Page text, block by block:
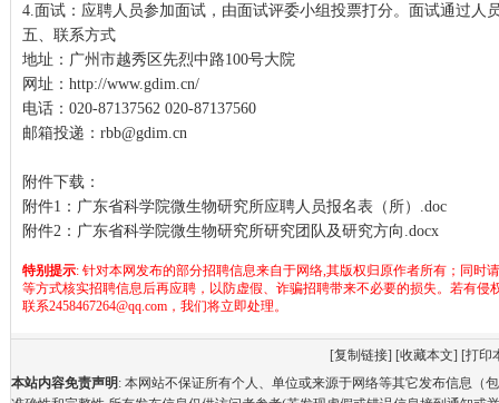
4.面试：应聘人员参加面试，由面试评委小组投票打分。面试通过人
五、联系方式
地址：广州市越秀区先烈中路100号大院
网址： http://www.gdim.cn/
电话：020-87137562 020-87137560
邮箱投递： rbb@gdim.cn
附件下载：
附件1：广东省科学院微生物研究所应聘人员报名表（所）.doc
附件2：广东省科学院微生物研究所研究团队及研究方向.docx
特别提示: 针对本网发布的部分招聘信息来自于网络,其版权归原作者所有；同时
等方式核实招聘信息后再应聘，以防虚假、诈骗招聘带来不必要的损失。若有侵
联系2458467264@qq.com，我们将立即处理。
[复制链接] [收藏本文] [打印
本站内容免责声明 : 本网站不保证所有个人、单位或来源于网络等其它发布信息（